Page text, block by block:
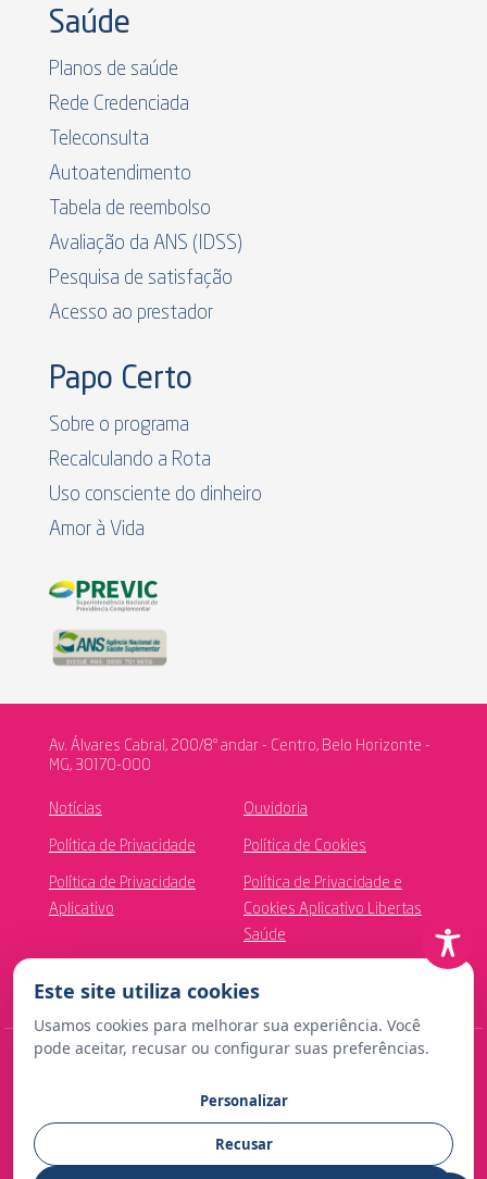
Saúde
Planos de saúde
Rede Credenciada
Teleconsulta
Autoatendimento
Tabela de reembolso
Avaliação da ANS (IDSS)
Pesquisa de satisfação
Acesso ao prestador
Papo Certo
Sobre o programa
Recalculando a Rota
Uso consciente do dinheiro
Amor à Vida
Av. Álvares Cabral, 200/8º andar - Centro, Belo Horizonte -
MG, 30170-000
Notícias Ouvidoria
Política de Privacidade Política de Cookies
Política de Privacidade
Aplicativo
Política de Privacidade e
Cookies Aplicativo Libertas
Saúde
Contato para imprensa:
comunicacao@fundacaolibertas.com.br
Este site utiliza cookies
Usamos cookies para melhorar sua experiência. Você
pode aceitar, recusar ou configurar suas preferências.
Personalizar
Recusar